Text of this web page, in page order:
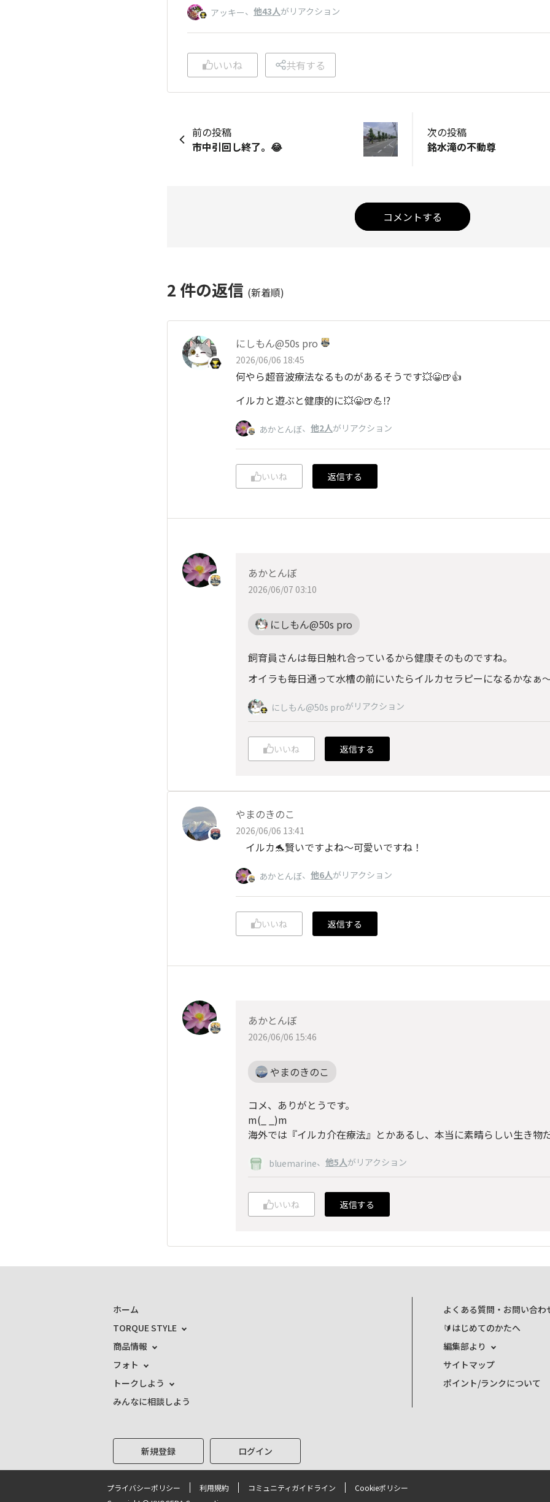
アッキー、 他43人がリアクション
いいね 共有する
前の投稿
市中引回し終了。😂
次の投稿
銘水滝の不動尊
コメントする
2 件の返信 (新着順)
にしもん@50s pro
2026/06/06 18:45
何やら超音波療法なるものがあるそうです💥😀🍺👍
イルカと遊ぶと健康的に💥😀🍺💪⁉️
あかとんぼ、 他2人がリアクション
いいね 返信する
あかとんぼ
2026/06/07 03:10
にしもん@50s pro
飼育員さんは毎日触れ合っているから健康そのものですね。
オイラも毎日通って水槽の前にいたらイルカセラピーになるかなぁ
にしもん@50s proがリアクション
いいね 返信する
やまのきのこ
2026/06/06 13:41
イルカ🐬賢いですよね〜可愛いですね！
あかとんぼ、 他6人がリアクション
いいね 返信する
あかとんぼ
2026/06/06 15:46
やまのきのこ
コメ、ありがとうです。
m(_ _)m
海外では『イルカ介在療法』とかあるし、本当に素晴らしい生き物
bluemarine、 他5人がリアクション
いいね 返信する
ホーム
TORQUE STYLE
商品情報
フォト
トークしよう
みんなに相談しよう
よくある質問・お問い合わ
🔰はじめてのかたへ
編集部より
サイトマップ
ポイント/ランクについて
新規登録 ログイン
プライバシーポリシー 利用規約 コミュニティガイドライン
Cookieポリシー